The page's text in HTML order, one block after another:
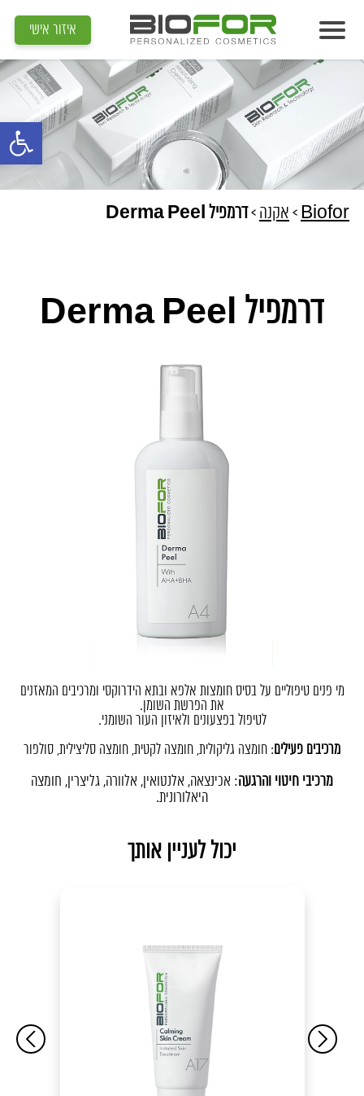
פתח סרגל
אודות
מוצרים
תוצאות
מדיה
מאמרים
איתור קוסמטיקאית
איזור אישי
Biofor
> אקנה >דרמפיל Derma Peel
דרמפיל Derma Peel
מי פנים טיפוליים על בסיס חומצות אלפא ובתא הידרוקסי ומרכיבים המאזנים
את הפרשת השומן.
לטיפול בפצעונים ולאיזון העור השומני.
מרכיבים פעילים : חומצה גליקולית, חומצה לקטית, חומצה סליצילית, סולפור
מרכיבי חיטוי והרגעה: אכינצאה, אלנטואין, אלוורה, גליצרין, חומצה
היאלורונית.
יכול לעניין אותך